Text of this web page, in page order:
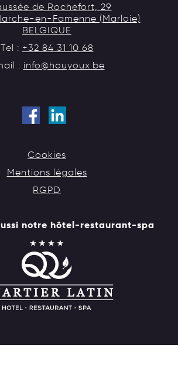
de Rochefort, 29
en-Famenne (Marloie)
BELGIQUE
Tel : +32 84 31 10 68
: info@houyoux.be
Cookies
Mentions légales
RGPD
notre hôtel-restaurant-spa